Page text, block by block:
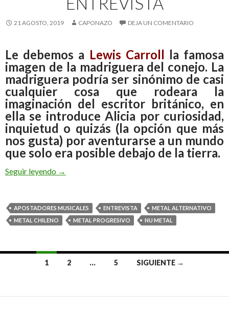
21 AGOSTO, 2019 CAPONAZO DEJA UN COMENTARIO
Le debemos a Lewis Carroll la famosa
imagen de la madriguera del conejo. La
madriguera podría ser sinónimo de casi
cualquier cosa que rodeara la
imaginación del escritor británico, en
ella se introduce Alicia por curiosidad,
inquietud o quizás (la opción que más
nos gusta) por aventurarse a un mundo
que solo era posible debajo de la tierra.
Seguir leyendo Auris: Entre conejos, música y cine nos
→
APOSTADORES MUSICALES ENTREVISTA
METAL ALTERNATIVO
METAL CHILENO
METAL PROGRESIVO NU METAL
a
1 2 … 5 SIGUIENTE →